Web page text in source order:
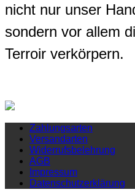
nicht nur unser
sondern vor allem
Terroir verkörpern.
Zahlungsarten
Versandarten
Widerrufsbelehrung
AGB
Impressum
Datenschutzerklärung